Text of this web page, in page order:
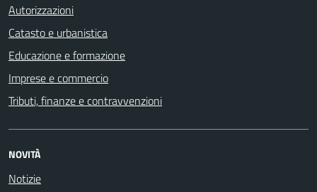
Autorizzazioni
Catasto e urbanistica
Educazione e formazione
Imprese e commercio
Tributi, finanze e contravvenzioni
NOVITÀ
Notizie